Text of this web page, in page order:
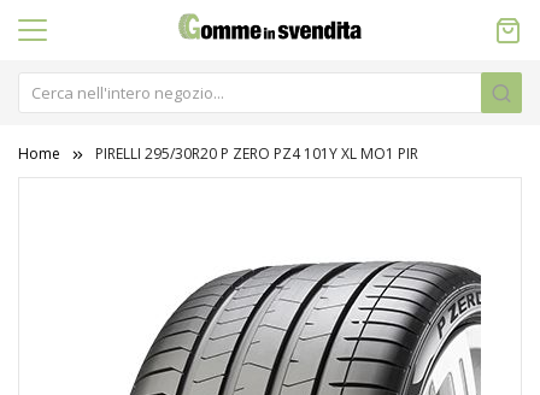
Home PIRELLI 295/30R20 P ZERO PZ4 101Y XL MO1 PIR